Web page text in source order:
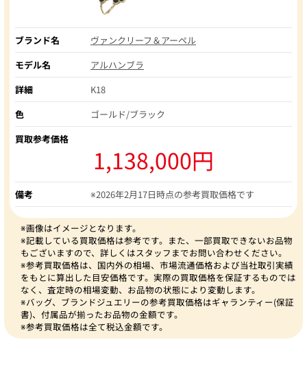
ブランド名
ヴァンクリーフ＆アーペル
モデル名
アルハンブラ
詳細
K18
色
ゴールド/ブラック
買取参考価格
1,138,000円
備考 ※2026年2月17日時点の参考買取価格です
※画像はイメージとなります。
※記載している買取価格は参考です。また、一部買取できないお品物
もございますので、詳しくはスタッフまでお問い合わせください。
※参考買取価格は、国内外の相場、市場流通価格および当社取引実績
をもとに算出した目安価格です。実際の買取価格を保証するものでは
なく、査定時の相場変動、お品物の状態により変動します。
※バッグ、ブランドジュエリーの参考買取価格はギャランティー(保証
書)、付属品が揃ったお品物の金額です。
※参考買取価格は全て税込金額です。